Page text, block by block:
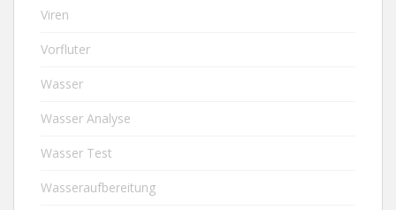
Viren
Vorfluter
Wasser
Wasser Analyse
Wasser Test
Wasseraufbereitung